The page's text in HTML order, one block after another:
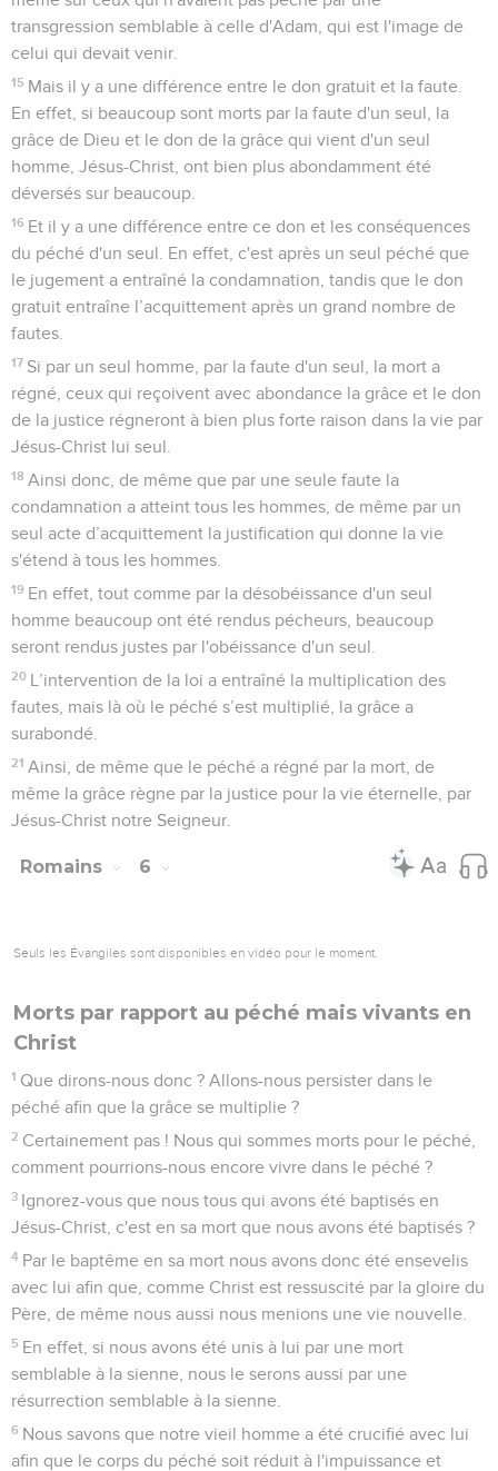
transgression semblable à celle d'Adam, qui est l'image de
celui qui devait venir.
15 Mais il y a une différence entre le don gratuit et la faute.
En effet, si beaucoup sont morts par la faute d'un seul, la
grâce de Dieu et le don de la grâce qui vient d'un seul
homme, Jésus-Christ, ont bien plus abondamment été
déversés sur beaucoup.
16 Et il y a une différence entre ce don et les conséquences
du péché d'un seul. En effet, c'est après un seul péché que
le jugement a entraîné la condamnation, tandis que le don
gratuit entraîne l’acquittement après un grand nombre de
fautes.
17 Si par un seul homme, par la faute d'un seul, la mort a
régné, ceux qui reçoivent avec abondance la grâce et le don
de la justice régneront à bien plus forte raison dans la vie par
Jésus-Christ lui seul.
18 Ainsi donc, de même que par une seule faute la
condamnation a atteint tous les hommes, de même par un
seul acte d’acquittement la justification qui donne la vie
s'étend à tous les hommes.
19 En effet, tout comme par la désobéissance d'un seul
homme beaucoup ont été rendus pécheurs, beaucoup
seront rendus justes par l'obéissance d'un seul.
20 L’intervention de la loi a entraîné la multiplication des
fautes, mais là où le péché s’est multiplié, la grâce a
surabondé.
21 Ainsi, de même que le péché a régné par la mort, de
même la grâce règne par la justice pour la vie éternelle, par
Jésus-Christ notre Seigneur.
Romains 6
Seuls les Évangiles sont disponibles en vidéo pour le moment.
Morts par rapport au péché mais vivants en
Christ
1 Que dirons-nous donc ? Allons-nous persister dans le
péché afin que la grâce se multiplie ?
2 Certainement pas ! Nous qui sommes morts pour le péché,
comment pourrions-nous encore vivre dans le péché ?
3 Ignorez-vous que nous tous qui avons été baptisés en
Jésus-Christ, c'est en sa mort que nous avons été baptisés ?
4 Par le baptême en sa mort nous avons donc été ensevelis
avec lui afin que, comme Christ est ressuscité par la gloire du
Père, de même nous aussi nous menions une vie nouvelle.
5 En effet, si nous avons été unis à lui par une mort
semblable à la sienne, nous le serons aussi par une
résurrection semblable à la sienne.
6 Nous savons que notre vieil homme a été crucifié avec lui
afin que le corps du péché soit réduit à l'impuissance et